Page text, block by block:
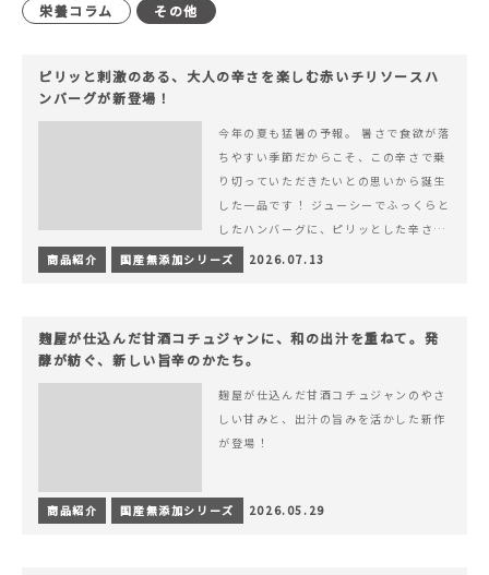
栄養コラム
その他
ピリッと刺激のある、大人の辛さを楽しむ赤いチリソースハ
ンバーグが新登場！
今年の夏も猛暑の予報。 暑さで食欲が落
ちやすい季節だからこそ、この辛さで乗
り切っていただきたいとの思いから誕生
した一品です！ ジューシーでふっくらと
したハンバーグに、ピリッとした辛さと
コク深い旨みが楽しめる特製チリソース
&hellip; 続きを読む ピリッと刺激のあ
商品紹介 国産無添加シリーズ 2026.07.13
麹屋が仕込んだ甘酒コチュジャンに、和の出汁を重ねて。発
酵が紡ぐ、新しい旨辛のかたち。
麹屋が仕込んだ甘酒コチュジャンのやさ
しい甘みと、出汁の旨みを活かした新作
が登場！
商品紹介 国産無添加シリーズ 2026.05.29